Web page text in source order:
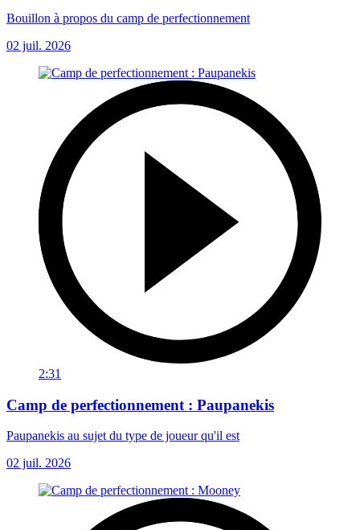
Bouillon à propos du camp de perfectionnement
02 juil. 2026
2:31
Camp de perfectionnement : Paupanekis
Paupanekis au sujet du type de joueur qu'il est
02 juil. 2026